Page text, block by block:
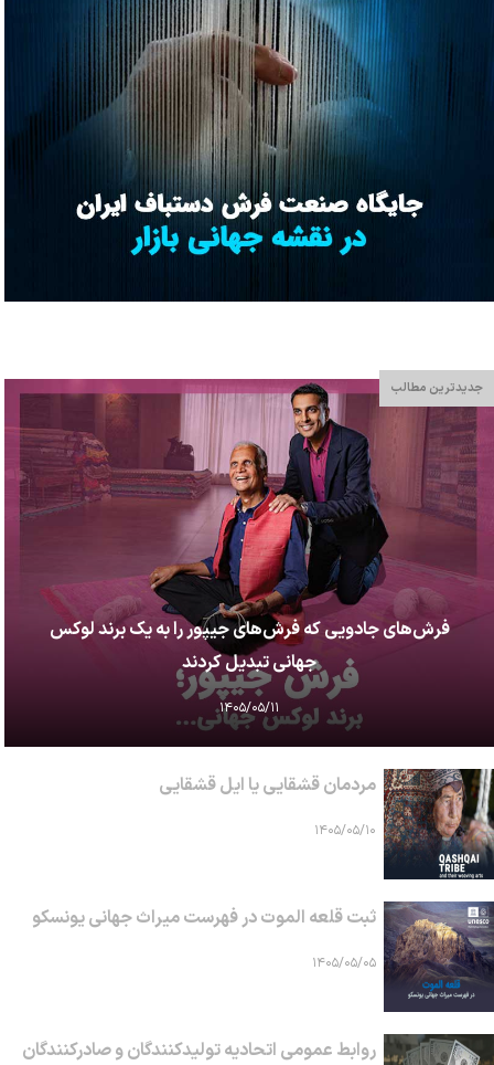
جدیدترین مطالب
فرش‌های جادویی که فرش‌های جیپور را به یک برند لوکس
جهانی تبدیل کردند
۱۴۰۵/۰۵/۱۱
مردمان قشقایی یا ایل قشقایی
۱۴۰۵/۰۵/۱۰
ثبت قلعه الموت در فهرست میراث جهانی یونسکو
۱۴۰۵/۰۵/۰۵
روابط عمومی اتحادیه تولیدکنندگان و صادرکنندگان